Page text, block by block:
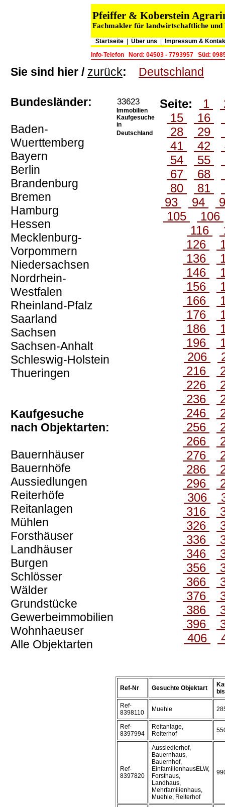
Pfeiffer & Koberstein
Fachmakler für landwirtschaftliche und
Startseite Über uns
Impressum &
Info-Telefon
Nord: 04503 - 7793957 Süd:
Sie sind hier / zurück: Deutschland
Bundesländer:
Baden-
Wuerttemberg
Bayern
Berlin
Brandenburg
Bremen
Hamburg
Hessen
Mecklenburg-
Vorpommern
Niedersachsen
Nordrhein-
Westfalen
Rheinland-Pfalz
Saarland
Sachsen
Sachsen-Anhalt
Schleswig-Holstein
Thueringen
Kaufgesuche
nach Objektarten:
Bauernhäuser
Bauernhöfe
Aussiedlungen
Reiterhöfe
Reitanlagen
Mühlen
Forsthäuser
Landhäuser
Burgen
Schlösser
Wälder
Grundstücke
Gewerbeimmobilien
Wohnhaeuser
Alle Objektarten
33623
Immobilien
Kaufgesuche
in
Deutschland
Seite: 1
15
16
28
29
41
42
54
55
67
68
80
81
93
94
105
106
116
126
136
146
156
166
176
186
196
206
216
226
236
246
256
266
276
286
296
306
316
326
336
346
356
366
376
386
396
406
Ref-Nr Gesuchte Objektart
Ref-
8398110
Muehle
Ref-
8397994
Reitanlage,
Reiterhof
Ref-
8397820
Aussiedlerhof,
Bauernhaus,
Bauernhof,
EinfamilienhausELW,
Forsthaus,
Landhaus,
Mehrfamilienhaus,
Muehle, Reiterhof